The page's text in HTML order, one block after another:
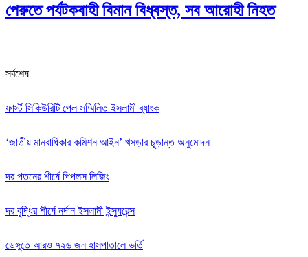
পেরুতে পর্যটকবাহী বিমান বিধ্বস্ত, সব আরোহী নিহত
সর্বশেষ
ফার্স্ট সিকিউরিটি পেল সম্মিলিত ইসলামী ব্যাংক
‘জাতীয় মানবাধিকার কমিশন আইন’ খসড়ার চূড়ান্ত অনুমোদন
দর পতনের শীর্ষে পিপলস লিজিং
দর বৃদ্ধির শীর্ষে নর্দান ইসলামী ইন্স্যুরেন্স
ডেঙ্গুতে আরও ৭২৬ জন হাসপাতালে ভর্তি